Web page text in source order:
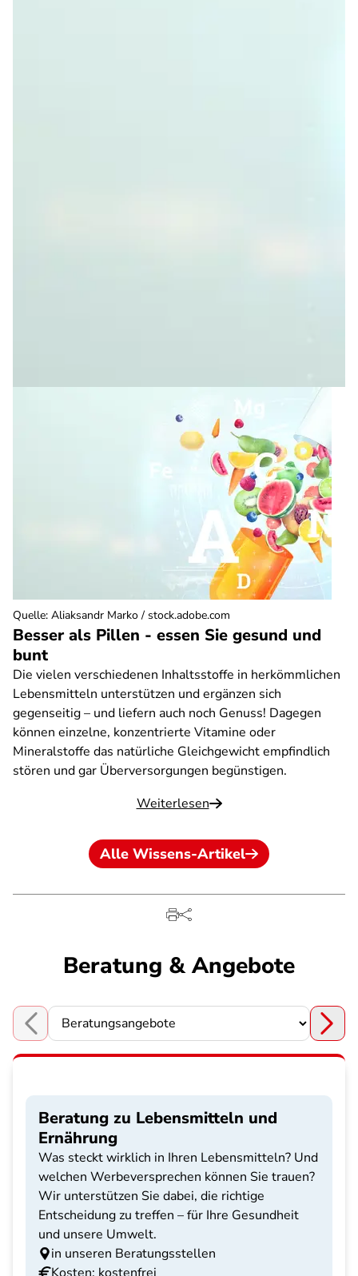
Besser als Pillen - essen Sie gesund und
bunt
Die vielen verschiedenen Inhaltsstoffe in herkömmlichen
Lebensmitteln unterstützen und ergänzen sich
gegenseitig – und liefern auch noch Genuss! Dagegen
können einzelne, konzentrierte Vitamine oder
Mineralstoffe das natürliche Gleichgewicht empfindlich
stören und gar Überversorgungen begünstigen.
Weiterlesen
Quelle: Aliaksandr Marko / stock.adobe.com
Alle Wissens-Artikel
Beratung & Angebote
Choose a section
Beratung zu Lebensmitteln und
Ernährung
Was steckt wirklich in Ihren Lebensmitteln? Und
welchen Werbeversprechen können Sie trauen?
Wir unterstützen Sie dabei, die richtige
Entscheidung zu treffen – für Ihre Gesundheit
und unsere Umwelt.
in unseren Beratungsstellen
Kosten: kostenfrei